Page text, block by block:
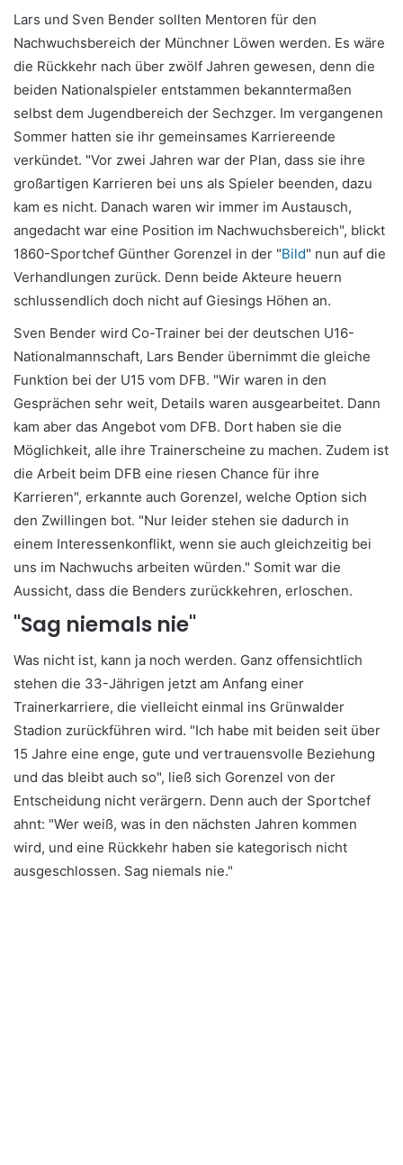
Lars und Sven Bender sollten Mentoren für den
Nachwuchsbereich der Münchner Löwen werden. Es wäre
die Rückkehr nach über zwölf Jahren gewesen, denn die
beiden Nationalspieler entstammen bekanntermaßen
selbst dem Jugendbereich der Sechzger. Im vergangenen
Sommer hatten sie ihr gemeinsames Karriereende
verkündet. "Vor zwei Jahren war der Plan, dass sie ihre
großartigen Karrieren bei uns als Spieler beenden, dazu
kam es nicht. Danach waren wir immer im Austausch,
angedacht war eine Position im Nachwuchsbereich", blickt
1860-Sportchef Günther Gorenzel in der "Bild" nun auf die
Verhandlungen zurück. Denn beide Akteure heuern
schlussendlich doch nicht auf Giesings Höhen an.
Sven Bender wird Co-Trainer bei der deutschen U16-
Nationalmannschaft, Lars Bender übernimmt die gleiche
Funktion bei der U15 vom DFB. "Wir waren in den
Gesprächen sehr weit, Details waren ausgearbeitet. Dann
kam aber das Angebot vom DFB. Dort haben sie die
Möglichkeit, alle ihre Trainerscheine zu machen. Zudem ist
die Arbeit beim DFB eine riesen Chance für ihre
Karrieren", erkannte auch Gorenzel, welche Option sich
den Zwillingen bot. "Nur leider stehen sie dadurch in
einem Interessenkonflikt, wenn sie auch gleichzeitig bei
uns im Nachwuchs arbeiten würden." Somit war die
Aussicht, dass die Benders zurückkehren, erloschen.
"Sag niemals nie"
Was nicht ist, kann ja noch werden. Ganz offensichtlich
stehen die 33-Jährigen jetzt am Anfang einer
Trainerkarriere, die vielleicht einmal ins Grünwalder
Stadion zurückführen wird. "Ich habe mit beiden seit über
15 Jahre eine enge, gute und vertrauensvolle Beziehung
und das bleibt auch so", ließ sich Gorenzel von der
Entscheidung nicht verärgern. Denn auch der Sportchef
ahnt: "Wer weiß, was in den nächsten Jahren kommen
wird, und eine Rückkehr haben sie kategorisch nicht
ausgeschlossen. Sag niemals nie."